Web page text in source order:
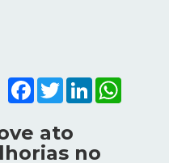
FacebookTwitterLinkedIn
ato
no